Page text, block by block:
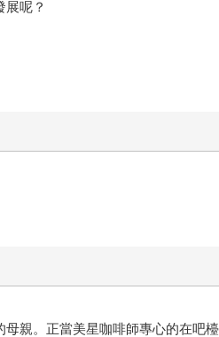
呢？
親。正當美星咖啡師專心的在吧